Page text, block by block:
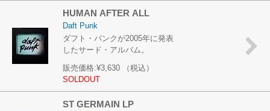
HUMAN AFTER ALL
Daft Punk
ダフト・パンクが2005年に発表
したサード・アルバム。
販売価格:¥3,630
（税込）
SOLDOUT
ST GERMAIN LP